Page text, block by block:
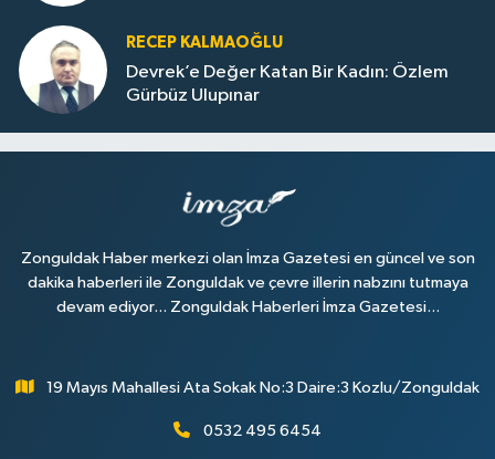
RECEP KALMAOĞLU
Devrek’e Değer Katan Bir Kadın: Özlem
Gürbüz Ulupınar
Zonguldak Haber merkezi olan İmza Gazetesi en güncel ve son
dakika haberleri ile Zonguldak ve çevre illerin nabzını tutmaya
devam ediyor... Zonguldak Haberleri İmza Gazetesi...
19 Mayıs Mahallesi Ata Sokak No:3 Daire:3 Kozlu/Zonguldak
0532 495 6454